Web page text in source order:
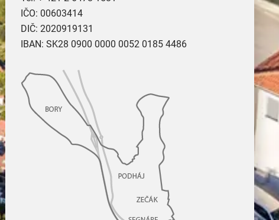
IČO: 00603414
DIČ: 2020919131
IBAN: SK28 0900 0000 0052 0185 4486